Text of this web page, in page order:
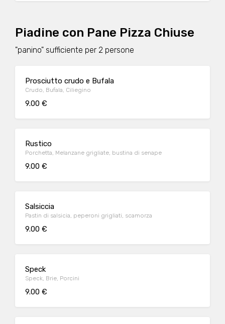
Piadine con Pane Pizza Chiuse
"panino" sufficiente per 2 persone
Prosciutto crudo e Bufala
Crudo, Bufala, Ciliegino
9.00 €
Rustico
Porchetta, Melanzane grigliate, bustina di senape
9.00 €
Salsiccia
Pastin di salsicia, peperoni grigliati, scamorza
9.00 €
Speck
Speck, Brie, Porcini
9.00 €